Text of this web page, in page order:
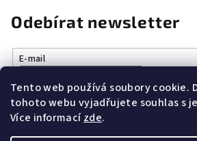
Tento web používá soubory cookie.
tohoto webu vyjadřujete souhlas s
Více informacízde.
Odebírat newsletter
E-mail
Vložením e-mailu souhlasíte s
údajů